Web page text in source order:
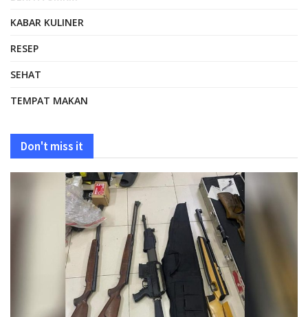
KABAR KULINER
RESEP
SEHAT
TEMPAT MAKAN
Don't miss it